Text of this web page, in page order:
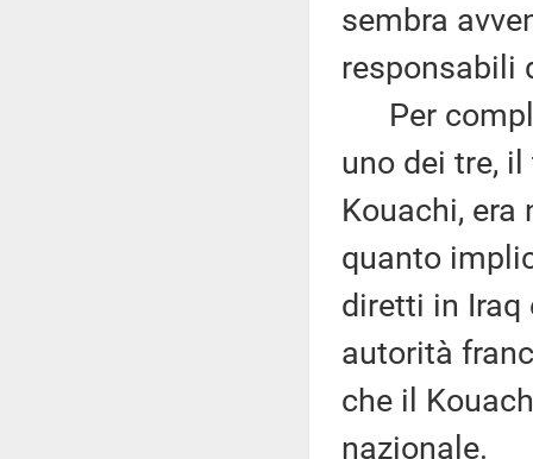
sembra
responsabili
Per
uno dei tre,
Kouachi,
quanto
diretti in Iraq
autorità
che il
nazionale.